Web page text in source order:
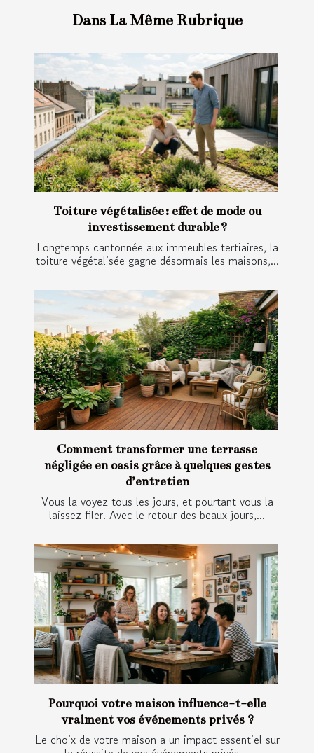
Dans La Même Rubrique
Toiture végétalisée : effet de mode ou
investissement durable ?
Longtemps cantonnée aux immeubles tertiaires, la
toiture végétalisée gagne désormais les maisons,...
Comment transformer une terrasse
négligée en oasis grâce à quelques gestes
d’entretien
Vous la voyez tous les jours, et pourtant vous la
laissez filer. Avec le retour des beaux jours,...
Pourquoi votre maison influence-t-elle
vraiment vos événements privés ?
Le choix de votre maison a un impact essentiel sur